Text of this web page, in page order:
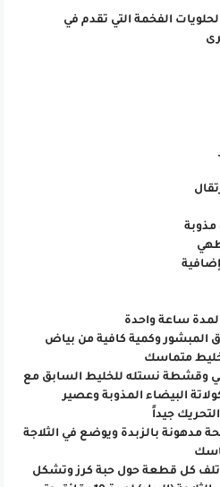
الفخمة التي تقدم في
لمدة ساعة واحدة
المبشور وكمية كافية من بياض
خليط متماسك
وقشطة نستله للخليط السابق مع
البيضاء المذوبة وعصير
جيداً
مدهونة بالزبدة ويوضع في الثلاجة
إلى 25 قطعة. تلف كل قطعة حول حبة كرز وتشكل